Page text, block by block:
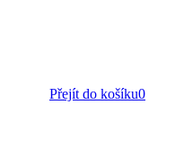
Přejít do košíku0